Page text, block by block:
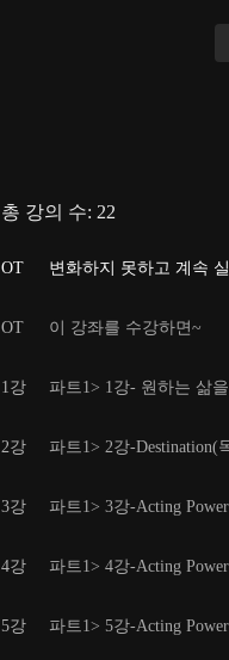
총 강의 수: 22
OT
OT 이 강좌를 수강하면~
1강
2강
3강
4강
5강